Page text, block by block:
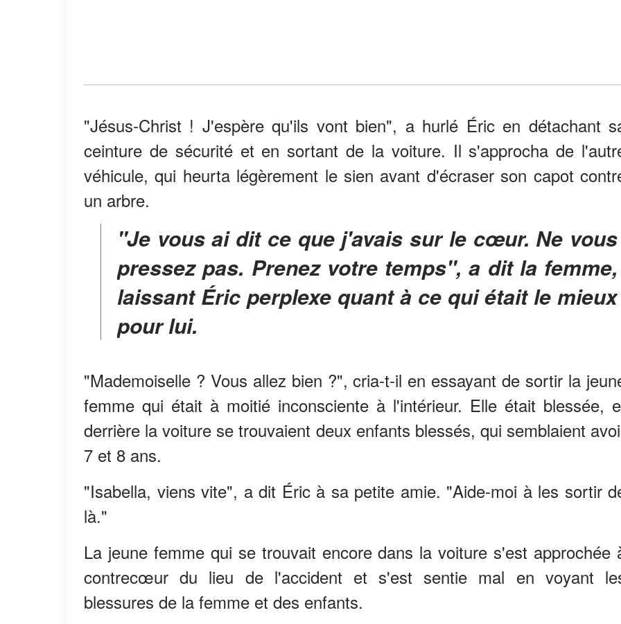
"Jésus-Christ ! J'espère qu'ils vont bien", a hurlé Éric en détachant
ceinture de sécurité et en sortant de la voiture. Il s'approcha de
véhicule, qui heurta légèrement le sien avant d'écraser son capot
un arbre.
"Je vous ai dit ce que j'avais sur le cœur. Ne vous
pressez pas. Prenez votre temps", a dit la femme,
laissant Éric perplexe quant à ce qui était le mieux
pour lui.
"Mademoiselle ? Vous allez bien ?", cria-t-il en essayant de sortir la
femme qui était à moitié inconsciente à l'intérieur. Elle était blessée,
derrière la voiture se trouvaient deux enfants blessés, qui semblaient
7 et 8 ans.
"Isabella, viens vite", a dit Éric à sa petite amie. "Aide-moi à les sortir
là."
La jeune femme qui se trouvait encore dans la voiture s'est approchée
contrecœur du lieu de l'accident et s'est sentie mal en voyant
blessures de la femme et des enfants.